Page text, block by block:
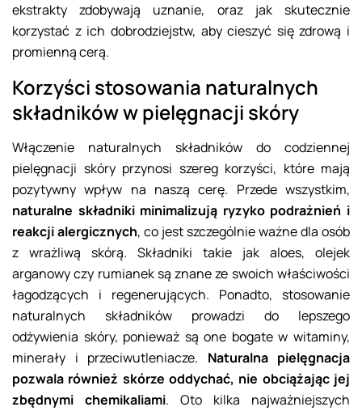
ekstrakty zdobywają uznanie, oraz jak skutecznie
korzystać z ich dobrodziejstw, aby cieszyć się zdrową i
promienną cerą.
Korzyści stosowania naturalnych
składników w pielęgnacji skóry
Włączenie naturalnych składników do codziennej
pielęgnacji skóry przynosi szereg korzyści, które mają
pozytywny wpływ na naszą cerę. Przede wszystkim,
naturalne składniki minimalizują ryzyko podrażnień i
reakcji alergicznych, co jest szczególnie ważne dla osób
z wrażliwą skórą. Składniki takie jak aloes, olejek
arganowy czy rumianek są znane ze swoich właściwości
łagodzących i regenerujących. Ponadto, stosowanie
naturalnych składników prowadzi do lepszego
odżywienia skóry, ponieważ są one bogate w witaminy,
minerały i przeciwutleniacze. Naturalna pielęgnacja
pozwala również skórze oddychać, nie obciążając jej
zbędnymi chemikaliami. Oto kilka najważniejszych